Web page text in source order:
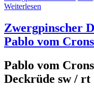
Weiterlesen
Zwergpinscher
Pablo vom
Pablo vom
Deckrüde sw / rt